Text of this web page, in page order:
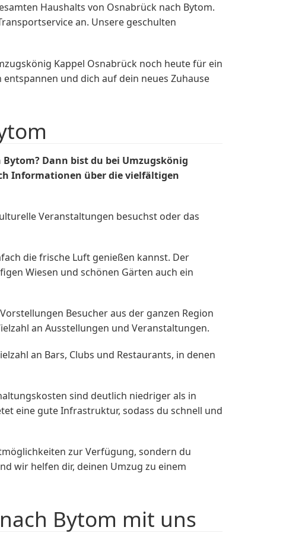
Haushalts von Osnabrück nach Bytom.
an. Unsere geschulten
Kappel Osnabrück noch heute für ein
und dich auf dein neues Zuhause
Dann bist du bei Umzugskönig
Informationen über die vielfältigen
Veranstaltungen besuchst oder das
die frische Luft genießen kannst. Der
Wiesen und schönen Gärten auch ein
Besucher aus der ganzen Region
an Ausstellungen und Veranstaltungen.
an Bars, Clubs und Restaurants, in denen
sind deutlich niedriger als in
eine gute Infrastruktur, sodass du schnell und
zur Verfügung, sondern du
wir helfen dir, deinen Umzug zu einem
Bytom mit uns